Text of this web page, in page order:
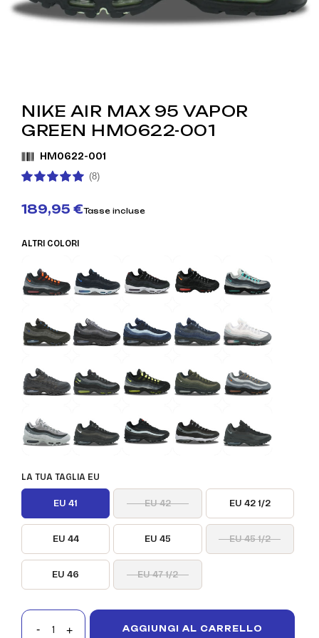
NIKE AIR MAX 95 VAPOR
GREEN HM0622-001
HM0622-001
(8)
189,95 €Tasse incluse
ALTRI COLORI
LA TUA TAGLIA EU
EU 41 EU 42 EU 42 1/2
EU 44 EU 45 EU 45 1/2
EU 46 EU 47 1/2
AGGIUNGI AL CARRELLO